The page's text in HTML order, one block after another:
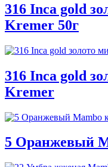
316 Inca gold
Kremer 50г
316 Inca gold
Kremer
5 Оранжевый